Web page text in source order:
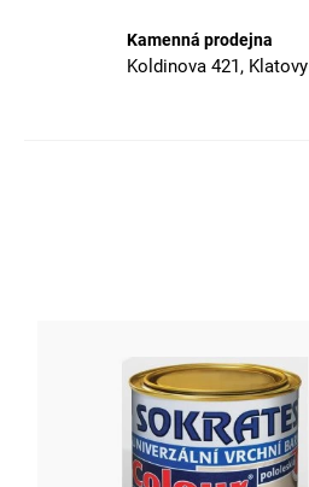
Kamenná prodejna
Koldinova 421, Klatovy